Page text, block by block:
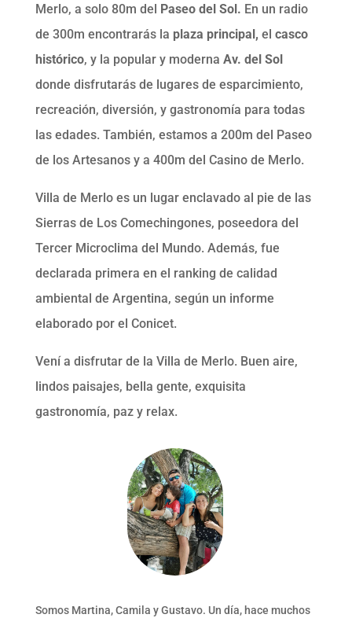
Merlo, a solo 80m del Paseo del Sol. En un radio
de 300m encontrarás la plaza principal, el casco
histórico, y la popular y moderna Av. del Sol
donde disfrutarás de lugares de esparcimiento,
recreación, diversión, y gastronomía para todas
las edades. También, estamos a 200m del Paseo
de los Artesanos y a 400m del Casino de Merlo.
Villa de Merlo es un lugar enclavado al pie de las
Sierras de Los Comechingones, poseedora del
Tercer Microclima del Mundo. Además, fue
declarada primera en el ranking de calidad
ambiental de Argentina, según un informe
elaborado por el Conicet.
Vení a disfrutar de la Villa de Merlo. Buen aire,
lindos paisajes, bella gente, exquisita
gastronomía, paz y relax.
Somos Martina, Camila y Gustavo. Un día, hace muchos